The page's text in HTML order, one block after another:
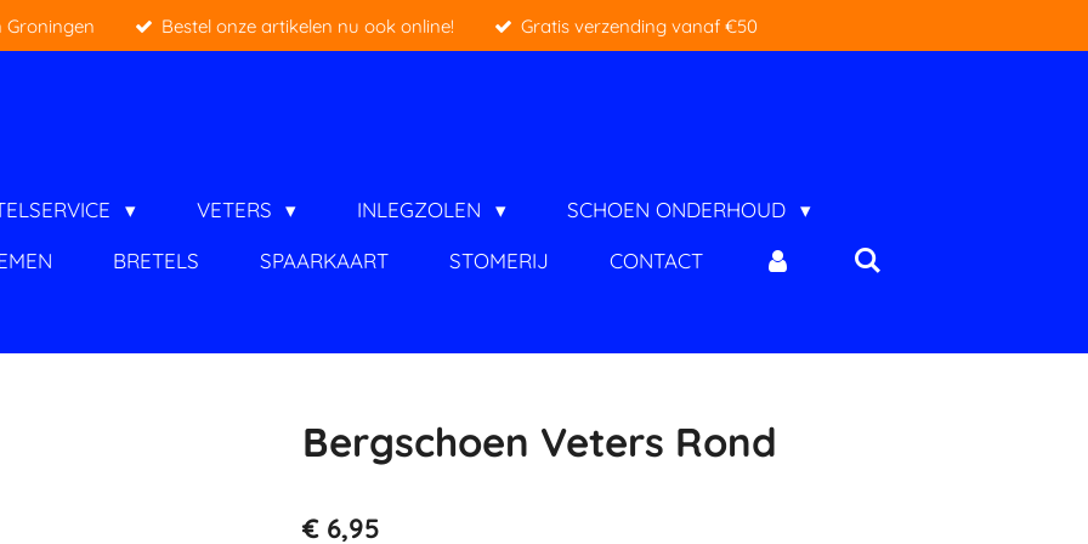
Bestel onze artikelen nu ook online! Gratis verzending vanaf €50
VETERS INLEGZOLEN
SCHOEN ONDERHOUD
BRETELS SPAARKAART STOMERIJ CONTACT
Bergschoen Veters Rond
€ 6,95